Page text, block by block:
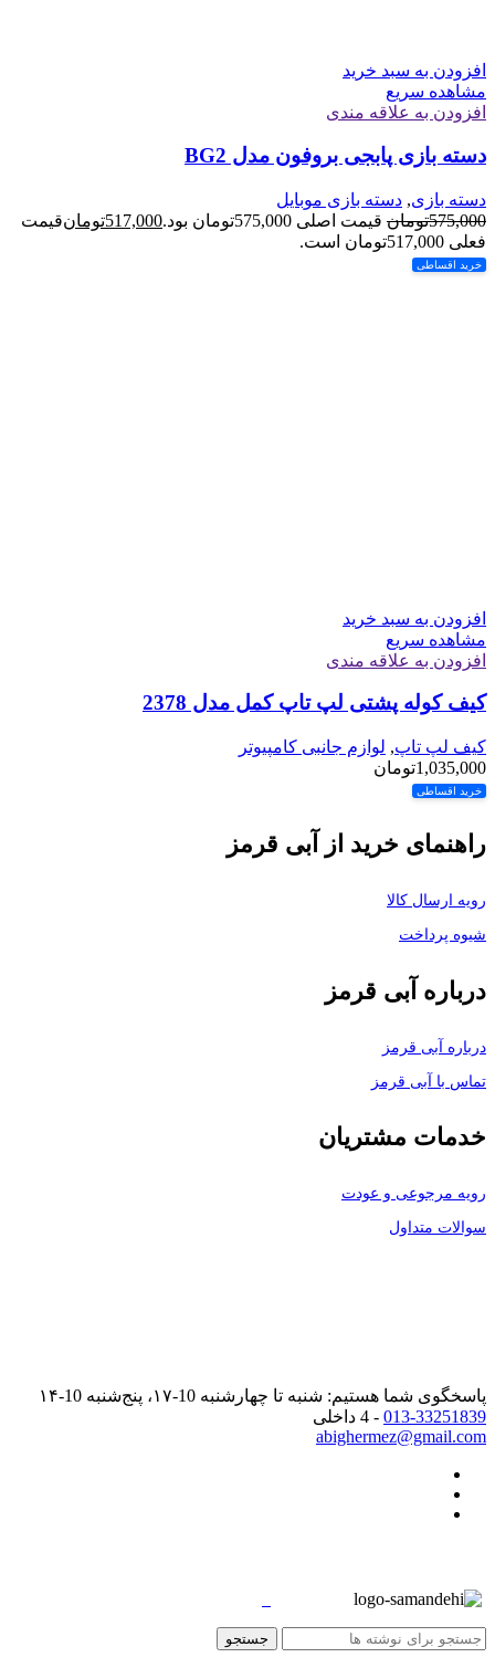
افزودن به سبد خرید
مشاهده سریع
افزودن به علاقه مندی
دسته بازی پابجی بروفون مدل BG2
دسته بازی, دسته بازی موبایل
575,000تومان قیمت اصلی 575,000تومان بود. 517,000تومانقیمت
فعلی 517,000تومان است.
خرید اقساطی
افزودن به سبد خرید
مشاهده سریع
افزودن به علاقه مندی
کیف کوله پشتی لپ تاپ کمل مدل 2378
کیف لپ تاپ, لوازم جانبی کامپیوتر
1,035,000تومان
خرید اقساطی
راهنمای خرید از آبی قرمز
رویه ارسال کالا
شیوه پرداخت
درباره آبی قرمز
درباره آبی قرمز
تماس با آبی قرمز
خدمات مشتریان
رویه مرجوعی و عودت
سوالات متداول
پاسخگوی شما هستیم: شنبه تا چهارشنبه 10-۱۷، پنج‌شنبه 10-۱۴
013-33251839 - 4 داخلی
abighermez@gmail.com
جستجو